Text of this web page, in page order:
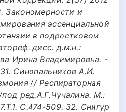
Закономерности и
эссенциальной
в подростковом
дисс. д.м.н.:
Ирина Владимировна. -
Синопальников А.И.
// Респираторная
ред.А.Г.Чучалина. М.:
С.474-509. 32. Снигур